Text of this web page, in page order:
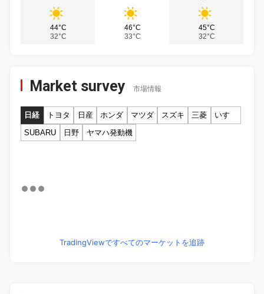
44°C
32°C
46°C
33°C
45°C
32°C
Market survey 市場情報
日経 トヨタ 日産 ホンダ マツダ スズキ 三菱
いすゞ
SUBARU
日野 ヤマハ発動機
TradingViewですべてのマーケットを追跡